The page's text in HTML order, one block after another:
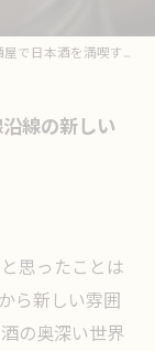
本酒を満喫するJR山手線沿線の新しい楽しみ方
線の新しい
思ったことは
ら新しい雰囲
の奥深い世界